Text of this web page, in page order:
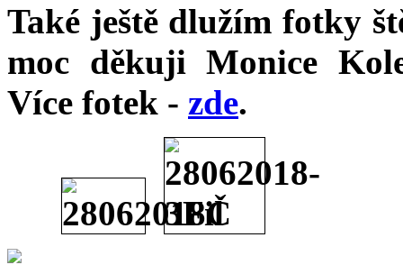
Také ještě dlužím fotky
moc děkuji Monice
Více fotek - zde.